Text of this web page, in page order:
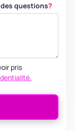
questions?
pris